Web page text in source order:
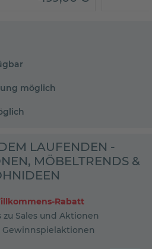
möglich
LAUFENDEN -
MÖBELTRENDS &
Rabatt
zu Sales und Aktionen
Gewinnspielaktionen